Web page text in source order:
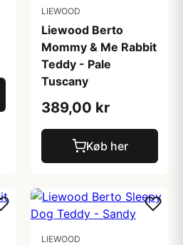
LIEWOOD
Liewood Berto
Mommy & Me Rabbit
Teddy - Pale
Tuscany
389,00 kr
Køb her
LIEWOOD